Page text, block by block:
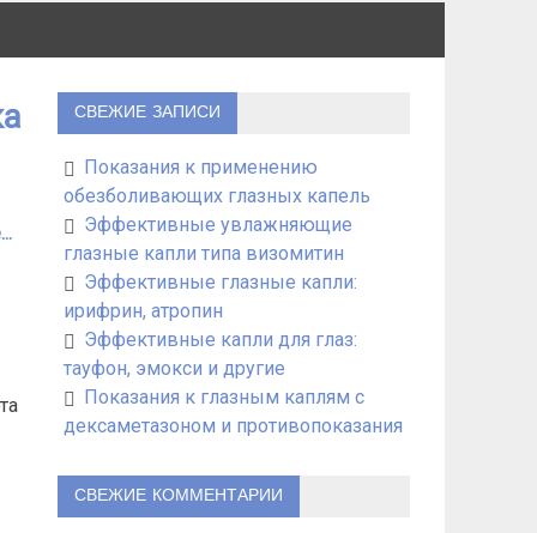
СВЕЖИЕ ЗАПИСИ
Показания к применению
обезболивающих глазных капель
Эффективные увлажняющие
глазные капли типа визомитин
Эффективные глазные капли:
ирифрин, атропин
Эффективные капли для глаз:
тауфон, эмокси и другие
Показания к глазным каплям с
дексаметазоном и противопоказания
СВЕЖИЕ КОММЕНТАРИИ